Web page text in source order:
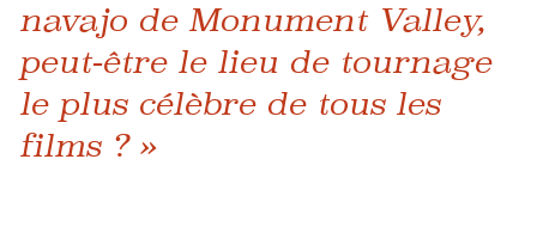
navajo de Monument Valley,
peut-être le lieu de tournage
le plus célèbre de tous les
films ? »